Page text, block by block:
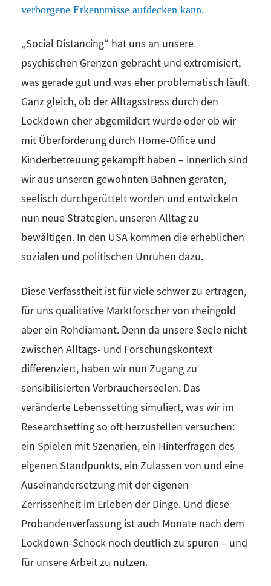
verborgene Erkenntnisse aufdecken kann.
„Social Distancing“ hat uns an unsere
psychischen Grenzen gebracht und extremisiert,
was gerade gut und was eher problematisch läuft.
Ganz gleich, ob der Alltagsstress durch den
Lockdown eher abgemildert wurde oder ob wir
mit Überforderung durch Home-Office und
Kinderbetreuung gekämpft haben – innerlich sind
wir aus unseren gewohnten Bahnen geraten,
seelisch durchgerüttelt worden und entwickeln
nun neue Strategien, unseren Alltag zu
bewältigen. In den USA kommen die erheblichen
sozialen und politischen Unruhen dazu.
Diese Verfasstheit ist für viele schwer zu ertragen,
für uns qualitative Marktforscher von rheingold
aber ein Rohdiamant. Denn da unsere Seele nicht
zwischen Alltags- und Forschungskontext
differenziert, haben wir nun Zugang zu
sensibilisierten Verbraucherseelen. Das
veränderte Lebenssetting simuliert, was wir im
Researchsetting so oft herzustellen versuchen:
ein Spielen mit Szenarien, ein Hinterfragen des
eigenen Standpunkts, ein Zulassen von und eine
Auseinandersetzung mit der eigenen
Zerrissenheit im Erleben der Dinge. Und diese
Probandenverfassung ist auch Monate nach dem
Lockdown-Schock noch deutlich zu spüren – und
für unsere Arbeit zu nutzen.